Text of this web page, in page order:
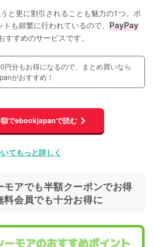
と更に割引されることも魅力の1つ。ボ
も頻繁に行われているので、 PayPay
すすめのサービスです。
円分もお得になるので、まとめ買いなら
がおすすめ！
でebookjapanで読む
てもっと詳しく
モアでも半額クーポンでお得
料会員でも十分お得に